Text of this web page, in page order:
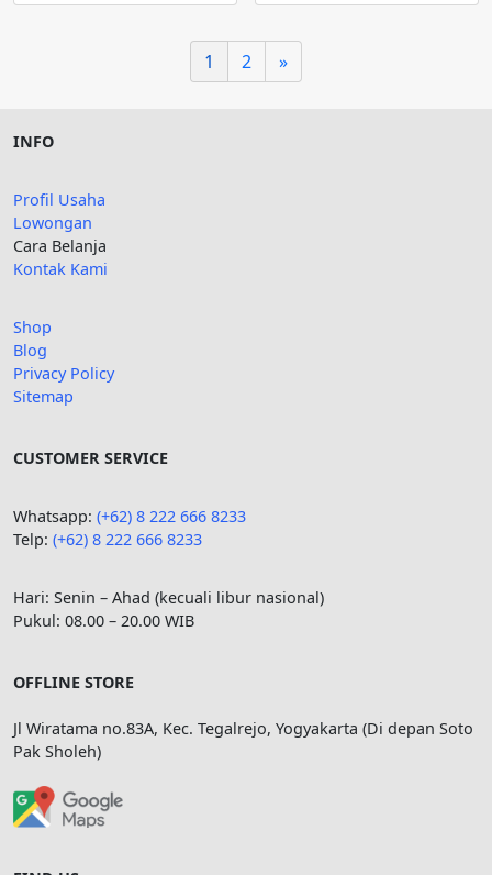
1 2 »
INFO
Profil Usaha
Lowongan
Cara Belanja
Kontak Kami
Shop
Blog
Privacy Policy
Sitemap
CUSTOMER SERVICE
Whatsapp: (+62) 8 222 666 8233
Telp: (+62) 8 222 666 8233
Hari: Senin – Ahad (kecuali libur nasional)
Pukul: 08.00 – 20.00 WIB
OFFLINE STORE
Jl Wiratama no.83A, Kec. Tegalrejo, Yogyakarta (Di depan Soto
Pak Sholeh)